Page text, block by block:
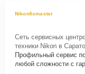
Nikonfixmaster
Сеть сервисных
техники Nikon в
Профильный сервис
любой сложности с